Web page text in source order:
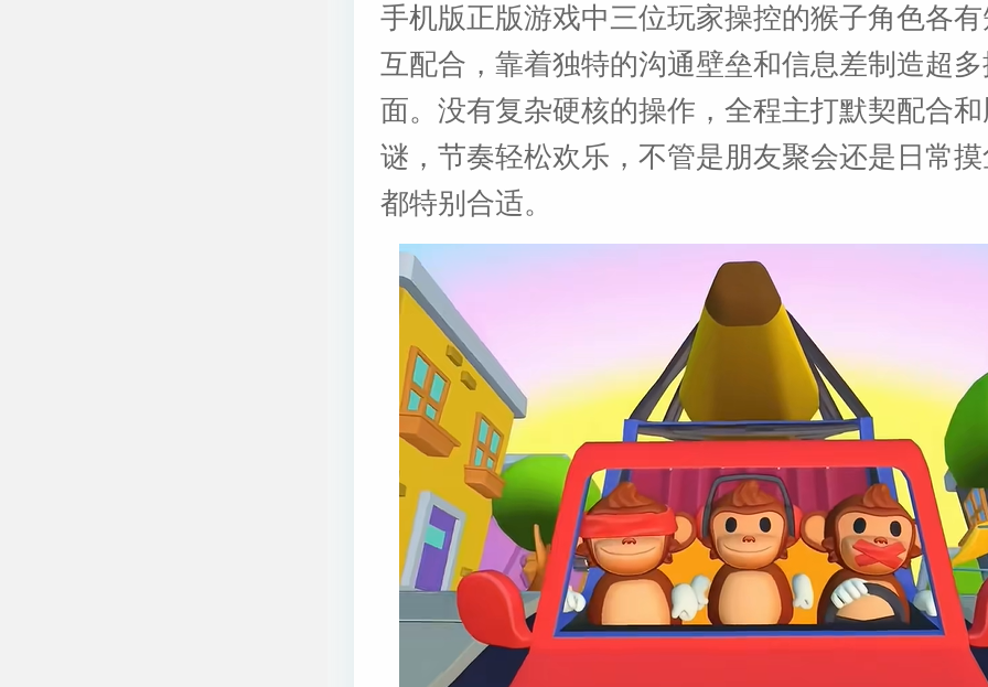
手机版正版游戏中三位玩家操控的猴子角色各
互配合，靠着独特的沟通壁垒和信息差制造超
面。没有复杂硬核的操作，全程主打默契配合
谜，节奏轻松欢乐，不管是朋友聚会还是日常
都特别合适。